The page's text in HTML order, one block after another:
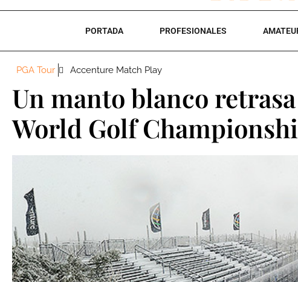
PORTADA PROFESIONALES
PGA Tour Accenture Match Play
Un manto blanco
World Golf